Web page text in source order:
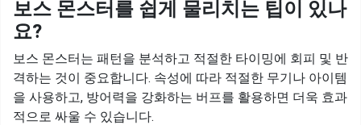
보스 몬스터를 쉽게 물리치는 팁이 있나
요?
보스 몬스터는 패턴을 분석하고 적절한 타이밍에 회피 및 반
격하는 것이 중요합니다. 속성에 따라 적절한 무기나 아이템
을 사용하고, 방어력을 강화하는 버프를 활용하면 더욱 효과
적으로 싸울 수 있습니다.